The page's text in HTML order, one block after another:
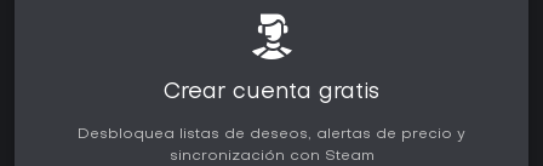
Crear cuenta gratis
Desbloquea listas de deseos, alertas de precio y
sincronización con Steam